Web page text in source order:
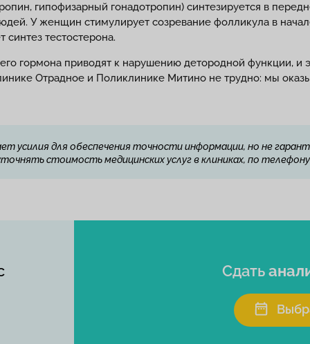
гипофизарный гонадотропин) синтезируется в
У женщин стимулирует созревание фолликула в
синтез тестостерона.
гормона приводят к нарушению детородной функции, и
Отрадное и Поликлинике Митино не трудно: мы
усилия для обеспечения точности информации, но не
стоимость медицинских услуг в клиниках, по
Сдать